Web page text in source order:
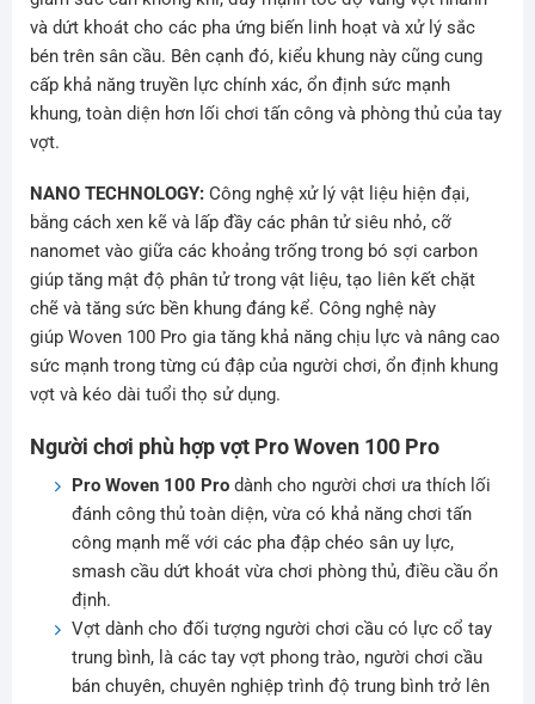
và dứt khoát cho các pha ứng biến linh hoạt và xử lý sắc
bén trên sân cầu. Bên cạnh đó, kiểu khung này cũng cung
cấp khả năng truyền lực chính xác, ổn định sức mạnh
khung, toàn diện hơn lối chơi tấn công và phòng thủ của tay
vợt.
NANO TECHNOLOGY: Công nghệ xử lý vật liệu hiện đại,
bằng cách xen kẽ và lấp đầy các phân tử siêu nhỏ, cỡ
nanomet vào giữa các khoảng trống trong bó sợi carbon
giúp tăng mật độ phân tử trong vật liệu, tạo liên kết chặt
chẽ và tăng sức bền khung đáng kể. Công nghệ này
giúp Woven 100 Pro gia tăng khả năng chịu lực và nâng cao
sức mạnh trong từng cú đập của người chơi, ổn định khung
vợt và kéo dài tuổi thọ sử dụng.
Người chơi phù hợp vợt Pro Woven 100 Pro
Pro Woven 100 Prodành cho người chơi ưa thích lối
đánh công thủ toàn diện, vừa có khả năng chơi tấn
công mạnh mẽ với các pha đập chéo sân uy lực,
smash cầu dứt khoát vừa chơi phòng thủ, điều cầu ổn
định.
Vợt dành cho đối tượng người chơi cầu có lực cổ tay
trung bình, là các tay vợt phong trào, người chơi cầu
bán chuyên, chuyên nghiệp trình độ trung bình trở lên